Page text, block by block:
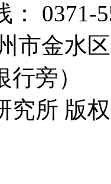
： 0371-
市金水
旁）
究所 版